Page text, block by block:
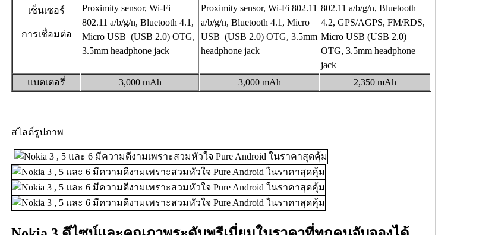
เซ็นเซอร์
การเชื่อมต่อ
Proximity sensor, Wi-Fi
802.11 a/b/g/n, Bluetooth 4.1,
Micro USB (USB 2.0) OTG,
3.5mm headphone jack
Proximity sensor, Wi-Fi 802.11
a/b/g/n, Bluetooth 4.1, Micro
USB (USB 2.0) OTG, 3.5mm
headphone jack
802.11 a/b/g/n, Bluetooth
4.2, GPS/AGPS, FM/RDS,
Micro USB (USB 2.0)
OTG, 3.5mm headphone
jack
แบตเตอรี่
3,000 mAh 3,000 mAh 2,350 mAh
สไลด์รูปภาพ